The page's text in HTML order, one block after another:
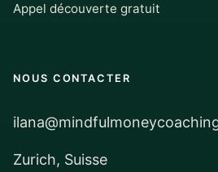
Appel découverte gratuit
NOUS CONTACTER
Zurich, Suisse